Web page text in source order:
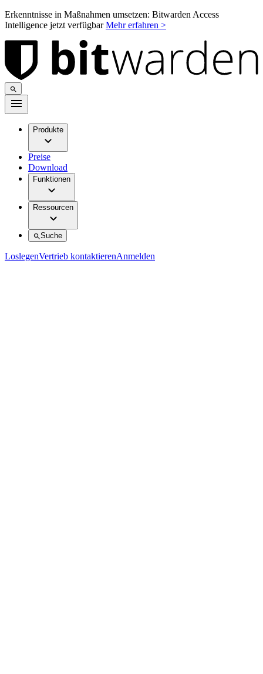
Erkenntnisse in Maßnahmen umsetzen: Bitwarden Access
Intelligence jetzt verfügbarMehr erfahren >
Produkte
Preise
Download
Funktionen
Ressourcen
Suche
LoslegenVertrieb kontaktierenAnmelden